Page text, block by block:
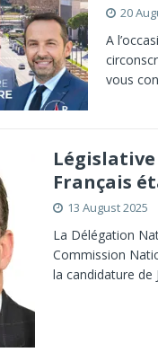
20
A
vous
Français
13 August 2025
La Délégation
Commission
la candidature de